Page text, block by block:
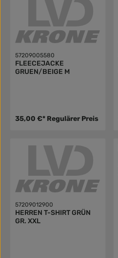
57209005580
FLEECEJACKE
GRUEN/BEIGE M
35,00 €* Regulärer Preis
57209012900
HERREN T-SHIRT GRÜN
GR. XXL